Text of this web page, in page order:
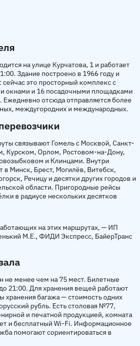
на улице Курчатова, 1 и работает
Здание построено в 1966 году и
это просторный комплекс с
окнами и 16 посадочными площадками
отсюда отправляется более
междугородних и международных.
связывают Гомель с Москвой, Санкт-
Курском, Орлом, Ростовом-на-Дону,
и Клинцами. Внутри
в Минск, Брест, Могилёв, Витебск,
Речицу и десятки других городов и
области. Пригородные рейсы
в радиусе нескольких десятков
на этих маршрутах, — ИП
М.Е., ФИДИ Экспресс, БайерТранс
не менее чем на 75 мест. Билетные
21:00. Для хранения вещей работают
хранения багажа — стоимость одних
рубль. Есть столовая №77,
и печатной продукцией, комната
и бесплатный Wi-Fi. Информационное
помогают сориентироваться в